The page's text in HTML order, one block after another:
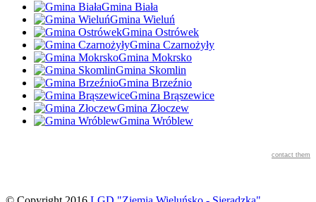
Gmina Biała
Gmina Wieluń
Gmina Ostrówek
Gmina Czarnożyły
Gmina Mokrsko
Gmina Skomlin
Gmina Brzeźnio
Gmina Brąszewice
Gmina Złoczew
Gmina Wróblew
contact them